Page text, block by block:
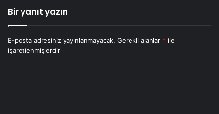
Bir yanıt yazın
E-posta adresiniz yayınlanmayacak. Gerekli alanlar * ile
işaretlenmişlerdir